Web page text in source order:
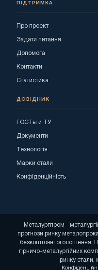
ПІДТРИМКА
Про проект
Задати питання
Допомога
Контакти
Статистика
ДОВІДНИК
ГОСТы и ТУ
Документи
Технологія
Марки стали
Конфіденційність
Металургпром -
прогнози ринку
безкоштовні оголошення.
гірничо-металургійних
ринку стали,